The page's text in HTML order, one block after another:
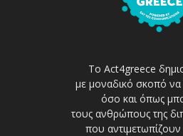
Το Act4greece
με μοναδικό σκοπό
όσο και όπως
τους ανθρώπους της
που